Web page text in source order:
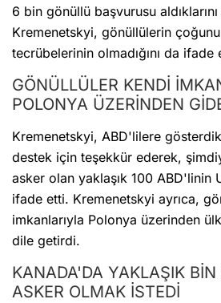
6 bin gönüllü başvurusu
Kremenetskyi, gönüllülerin
tecrübelerinin olmadığını da ifade
GÖNÜLLÜLER KENDİ
POLONYA ÜZERİNDEN
Kremenetskyi, ABD'lilere
destek için teşekkür ederek,
asker olan yaklaşık 100 ABD'linin
ifade etti. Kremenetskyi ayrıca,
imkanlarıyla Polonya üzerinden
dile getirdi.
KANADA'DA YAKLAŞIK
ASKER OLMAK İSTEDİ